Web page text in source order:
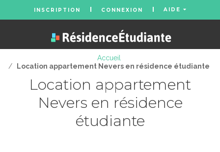
INSCRIPTION CONNEXION AIDE
Accueil
/
Location appartement Nevers en résidence étudiante
Location appartement
Nevers en résidence
étudiante